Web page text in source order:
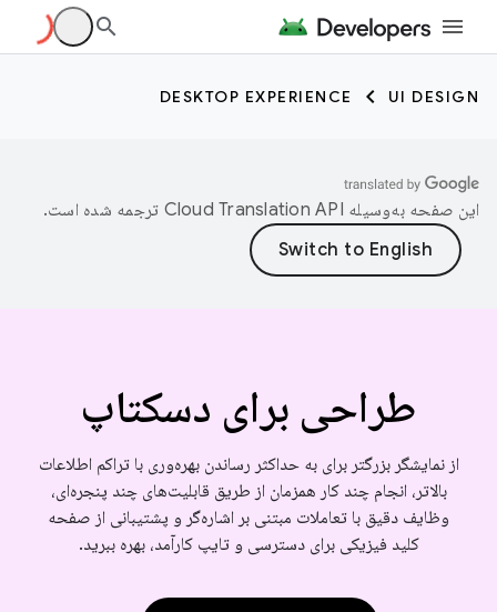
UI DESIGN
DESKTOP EXPERIENCE
این صفحه به‌وسیله ترجمه شده است.
طراحی برای دسکتاپ
از نمایشگر بزرگتر برای به حداکثر رساندن بهره‌وری با تراکم اطلاعات
بالاتر، انجام چند کار همزمان از طریق قابلیت‌های چند پنجره‌ای،
وظایف دقیق با تعاملات مبتنی بر اشاره‌گر و پشتیبانی از صفحه
کلید فیزیکی برای دسترسی و تایپ کارآمد، بهره ببرید.